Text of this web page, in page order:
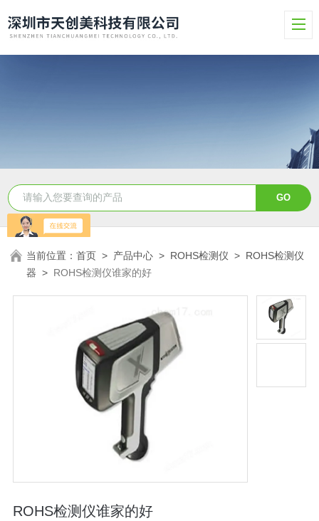
当前位置：首页 > 产品中心 > ROHS检测仪 > ROHS检测仪
器 > ROHS检测仪谁家的好
ROHS检测仪谁家的好